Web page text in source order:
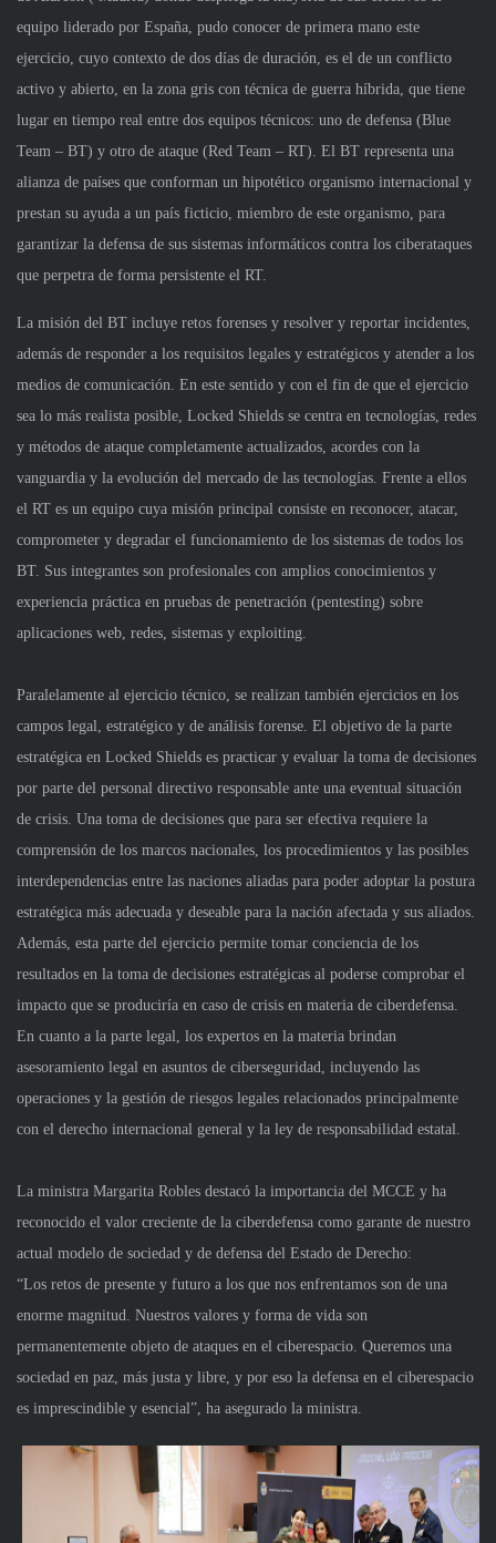
equipo liderado por España, pudo conocer de primera mano este
ejercicio, cuyo contexto de dos días de duración, es el de un conflicto
activo y abierto, en la zona gris con técnica de guerra híbrida, que tiene
lugar en tiempo real entre dos equipos técnicos: uno de defensa (Blue
Team – BT) y otro de ataque (Red Team – RT). El BT representa una
alianza de países que conforman un hipotético organismo internacional y
prestan su ayuda a un país ficticio, miembro de este organismo, para
garantizar la defensa de sus sistemas informáticos contra los ciberataques
que perpetra de forma persistente el RT.
La misión del BT incluye retos forenses y resolver y reportar incidentes,
además de responder a los requisitos legales y estratégicos y atender a los
medios de comunicación. En este sentido y con el fin de que el ejercicio
sea lo más realista posible, Locked Shields se centra en tecnologías, redes
y métodos de ataque completamente actualizados, acordes con la
vanguardia y la evolución del mercado de las tecnologías. Frente a ellos
el RT es un equipo cuya misión principal consiste en reconocer, atacar,
comprometer y degradar el funcionamiento de los sistemas de todos los
BT. Sus integrantes son profesionales con amplios conocimientos y
experiencia práctica en pruebas de penetración (pentesting) sobre
aplicaciones web, redes, sistemas y exploiting.
Paralelamente al ejercicio técnico, se realizan también ejercicios en los
campos legal, estratégico y de análisis forense. El objetivo de la parte
estratégica en Locked Shields es practicar y evaluar la toma de decisiones
por parte del personal directivo responsable ante una eventual situación
de crisis. Una toma de decisiones que para ser efectiva requiere la
comprensión de los marcos nacionales, los procedimientos y las posibles
interdependencias entre las naciones aliadas para poder adoptar la postura
estratégica más adecuada y deseable para la nación afectada y sus aliados.
Además, esta parte del ejercicio permite tomar conciencia de los
resultados en la toma de decisiones estratégicas al poderse comprobar el
impacto que se produciría en caso de crisis en materia de ciberdefensa.
En cuanto a la parte legal, los expertos en la materia brindan
asesoramiento legal en asuntos de ciberseguridad, incluyendo las
operaciones y la gestión de riesgos legales relacionados principalmente
con el derecho internacional general y la ley de responsabilidad estatal.
La ministra Margarita Robles destacó la importancia del MCCE y ha
reconocido el valor creciente de la ciberdefensa como garante de nuestro
actual modelo de sociedad y de defensa del Estado de Derecho:
“Los retos de presente y futuro a los que nos enfrentamos son de una
enorme magnitud. Nuestros valores y forma de vida son
permanentemente objeto de ataques en el ciberespacio. Queremos una
sociedad en paz, más justa y libre, y por eso la defensa en el ciberespacio
es imprescindible y esencial”, ha asegurado la ministra.